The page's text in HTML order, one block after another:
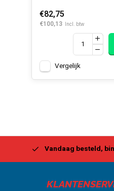
€82,75
€100,13 Incl. btw
Vergelijk
Vandaag besteld,